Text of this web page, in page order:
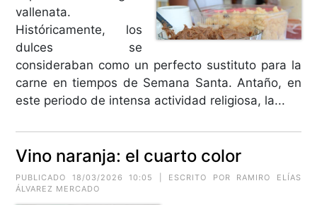
vallenata.
Históricamente, los
dulces se
consideraban como un perfecto sustituto para la
carne en tiempos de Semana Santa. Antaño, en
este periodo de intensa actividad religiosa, la...
Vino naranja: el cuarto color
PUBLICADO 18/03/2026 10:05 | ESCRITO POR RAMIRO ELÍAS
ÁLVAREZ MERCADO